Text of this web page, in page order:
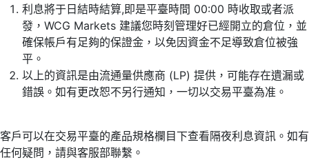
利息將于日結時結算,即是平臺時間 00:00 時收取或者派
發，WCG Markets 建議您時刻管理好已經開立的倉位，並
確保帳戶有足夠的保證金，以免因資金不足導致倉位被強
平。
以上的資訊是由流通量供應商 (LP) 提供，可能存在遺漏或
錯誤。如有更改恕不另行通知，一切以交易平臺為准。
客戶可以在交易平臺的產品規格欄目下查看隔夜利息資訊。如有
任何疑問，請與客服部聯繫。